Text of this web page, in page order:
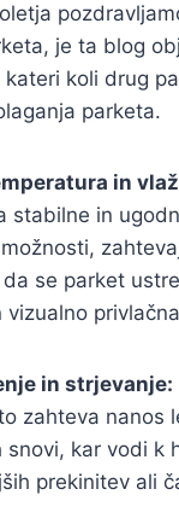
je ta blog
koli drug
parketa.
in
stabilne in
se parket
vizualno
in strjevanje:
zahteva nanos
snovi, kar vodi k
prekinitev ali